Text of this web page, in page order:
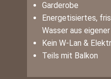
Garderobe
Energetisiertes,
Wasser aus
Kein W-Lan &
Teils mit Balkon